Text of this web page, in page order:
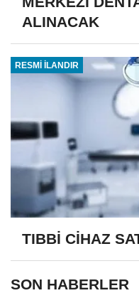
ALINACAK
RESMİ İLANDIR
TIBBİ CİHAZ
SON HABERLER